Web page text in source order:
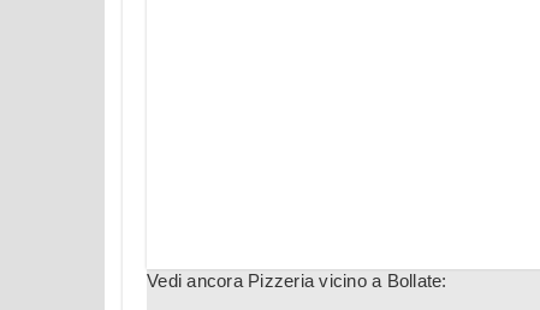
Vedi ancora Pizzeria vicino a Bollate: